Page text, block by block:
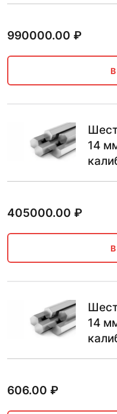
990000.00 ₽
14
405000.00 ₽
14
606.00 ₽